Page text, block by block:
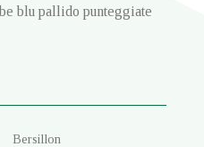
blu pallido punteggiate
Bersillon